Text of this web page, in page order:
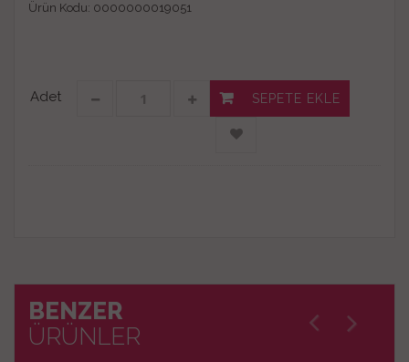
Ürün Kodu: 0000000019051
Adet SEPETE EKLE
BENZER
ÜRÜNLER